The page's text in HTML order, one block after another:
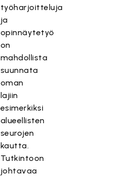
työharjoitteluja
ja
opinnäytetyö
on
mahdollista
suunnata
oman
lajiin
esimerkiksi
alueellisten
seurojen
kautta.
Tutkintoon
johtavaa